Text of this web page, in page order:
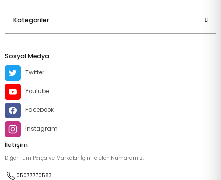
Kategoriler
Sosyal Medya
Twitter
Youtube
Facebook
Instagram
İletişim
Diğer Tüm Parça ve Markalar İçin Telefon Numaramız:
05077770583